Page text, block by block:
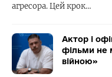
агресора. Цей крок…
Актор і
фільми не
війною»